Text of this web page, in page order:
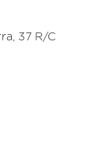
37 R/C